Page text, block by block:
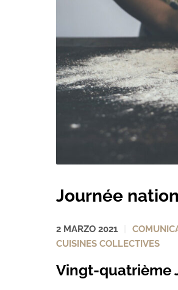
Journée
2 MARZO 2021
CUISINES COLLECTIVES
Vingt-quatrième